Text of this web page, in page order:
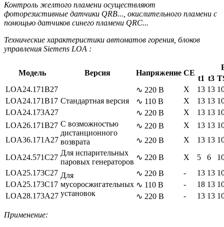
Контроль желтого пламени осуществляют
фоторезистивные датчики QRB..., окислительного пламени с
помощью датчиков синего пламени QRC...
Технические характеристики автоматов горения, блоков
управления Siemens LOA :
Модель Версия Напряжение СЕ
t1 t3
LOA24.171B27
Стандартная версия
∿ 220 В X 13 13
LOA24.171B17
∿ 110 В X 13 13
LOA24.173А27
∿ 220 В X 13 13
LOA26.171B27 С возможностью
дистанционного
возврата
∿ 220 В X 13 13
LOA36.171A27
∿ 220 В X 13 13
LOA24.571C27
Для испарительных
паровых генераторов
∿ 220 В X 5 6
LOA25.173C27 Для
мусоросжигательных
установок
∿ 220 В - 13 13
LOA25.173C17
∿ 110 В - 18 13
LOA28.173A27
∿ 220 В - 13 13
Применение: